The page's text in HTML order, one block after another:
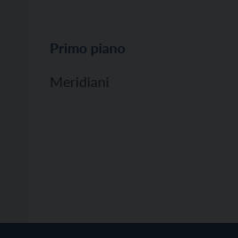
Primo piano
Meridiani